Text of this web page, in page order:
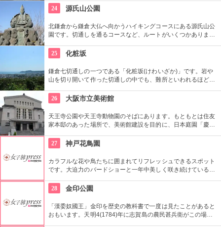
めの1つ。静かなお堂で自分の呼吸の音だけに耳を傾け、無心
の境地を目指します。
24 源氏山公園
北鎌倉から鎌倉大仏へ向かうハイキングコースにある源氏山公
園です。切通しを通るコースなど、ルートがいくつかありま
い道を登る場合も。公園中央の頼朝像がシンボルです。
25 化粧坂
鎌倉七切通しの一つである「化粧坂(けわいざか)」です。岩や
山を切り開いて作った切通しの中でも、難所といわれるほど化
で、ヒールやブーツは厳禁です！頂上の源氏山公園にシートを
ひいてお弁当を食べるのもお勧めです。
26 大阪市立美術館
天王寺公園や天王寺動物園のそばにあります。もともとは住友
家本邸のあった場所で、美術館建設を目的に、日本庭園「慶沢
エリアで1日楽しく過ごせそうです。
27 神戸花鳥園
カラフルな花や鳥たちに囲まれてリフレッシュできるスポット
です。大迫力のバードショーと一年中美しく咲き続けているガ
いでいるので、よーく観察して見つけてみて。
28 金印公園
「漢委奴國王」金印を歴史の教科書で一度は見たことがあると
おもいます。天明4(1784)年に志賀島の農民甚兵衛がこの場所